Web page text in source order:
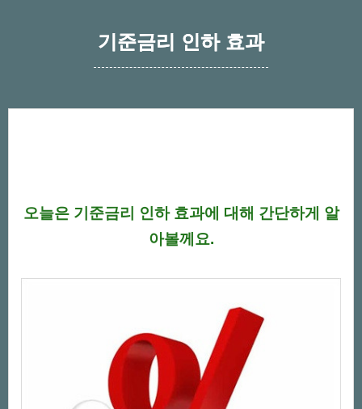
기준금리 인하 효과
오늘은 기준금리 인하 효과에 대해 간단하게 알
아볼께요.